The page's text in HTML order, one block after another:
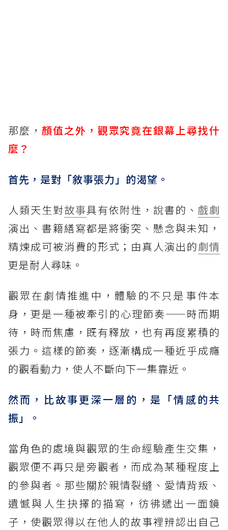
那麼， 顏值之外，觀眾究竟在銀幕上尋找什
麼？
首先，是對「敘事張力」的渴望。
人類天生對故事具有依附性，說書的、戲劇
演出、書籍繕寫都是將衝突、懸念與未知，
精煉成可被消費的形式；由真人演出的劇情
更是耐人尋味。
觀眾在劇情推進中，體驗的不只是事件本
身，更是一種被牽引的心理節奏——時而期
待，時而焦慮，既有釋放，也有再度累積的
張力。這樣的節奏，逐漸構成一種近乎成癮
的觀看動力，使人不斷向下一集靠近。
然而，比故事更深一層的，是「情感的共
振」。
當角色的處境與觀眾的生命經驗產生交集，
觀眾便不再只是旁觀者，而成為某種程度上
的參與者。那些關於親情裂縫、愛情背叛、
遺憾與人生抉擇的描寫，彷彿遞出一面鏡
子，使觀眾得以在他人的故事裡辨認出自己